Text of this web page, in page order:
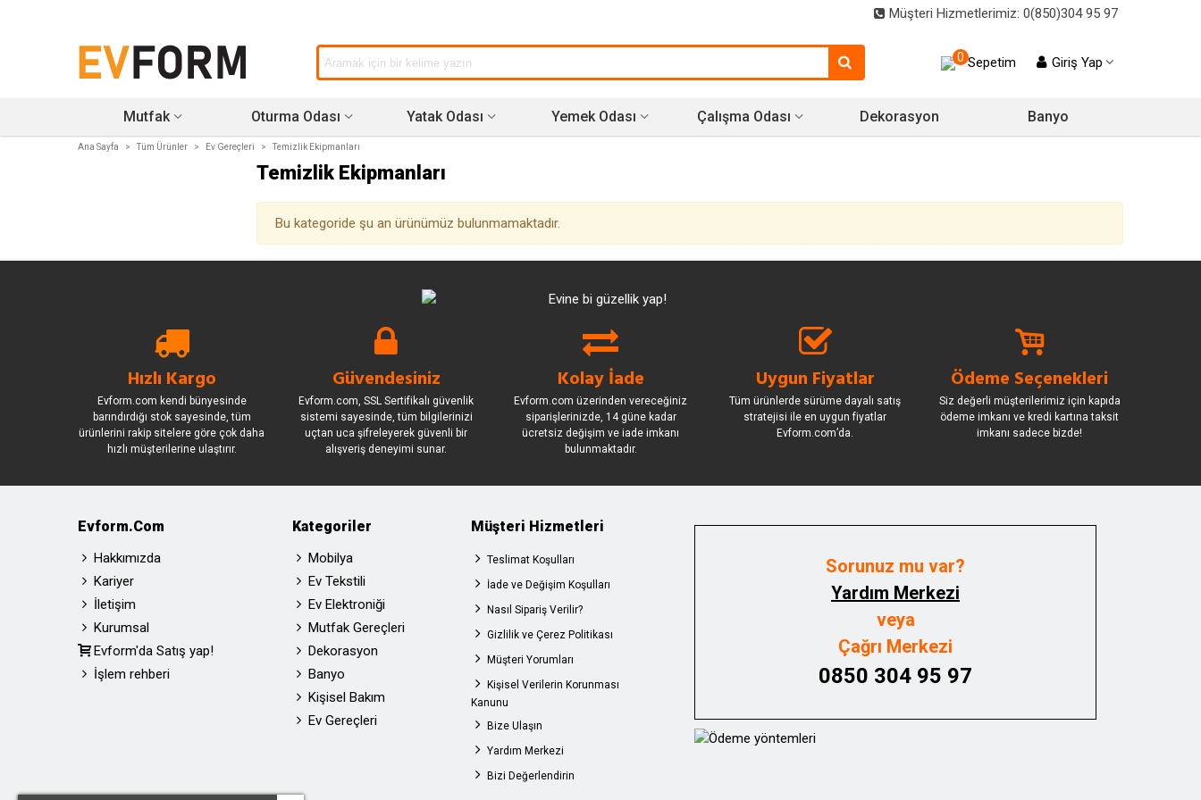
Müşteri Hizmetlerimiz: 0(850)304 95 97
0 Sepetim Giriş Yap
Mutfak Oturma Odası Yatak Odası Yemek Odası Çalışma Odası Dekorasyon Banyo
Ana Sayfa > Tüm Ürünler > Ev Gereçleri > Temizlik Ekipmanları
Temizlik Ekipmanları
Bu kategoride şu an ürünümüz bulunmamaktadır.
Hızlı Kargo
Evform.com kendi bünyesinde
barındırdığı stok sayesinde, tüm
ürünlerini rakip sitelere göre çok daha
hızlı müşterilerine ulaştırır.
Güvendesiniz
Evform.com, SSL Sertifikalı güvenlik
sistemi sayesinde, tüm bilgilerinizi
uçtan uca şifreleyerek güvenli bir
alışveriş deneyimi sunar.
Kolay İade
Evform.com üzerinden vereceğiniz
siparişlerinizde, 14 güne kadar
ücretsiz değişim ve iade imkanı
bulunmaktadır.
Uygun Fiyatlar
Tüm ürünlerde sürüme dayalı satış
stratejisi ile en uygun fiyatlar
Evform.com’da.
Ödeme Seçenekleri
Siz değerli müşterilerimiz için kapıda
ödeme imkanı ve kredi kartına taksit
imkanı sadece bizde!
Evform.com
Hakkımızda
Kariyer
İletişim
Kurumsal
Evform'da Satış yap!
İşlem rehberi
Kategoriler
Mobilya
Ev Tekstili
Ev Elektroniği
Mutfak Gereçleri
Dekorasyon
Banyo
Kişisel Bakım
Ev Gereçleri
Müşteri Hizmetleri
Teslimat Koşulları
İade ve Değişim Koşulları
Nasıl Sipariş Verilir?
Gizlilik ve Çerez Politikası
Müşteri Yorumları
Kişisel Verilerin Korunması
Kanunu
Bize Ulaşın
Yardım Merkezi
Bizi Değerlendirin
Sorunuz mu var?
Yardım Merkezi
veya
Çağrı Merkezi
0850 304 95 97